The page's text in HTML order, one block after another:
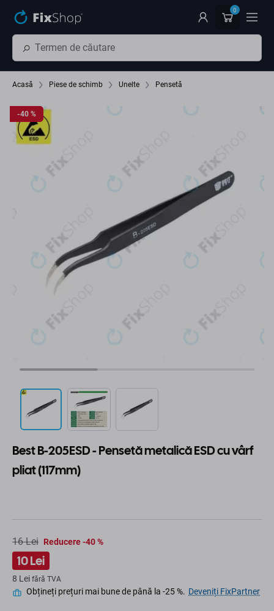
0
Acasă Piese de schimb Unelte Pensetă
-40 %
-40 %
Best B-205ESD - Pensetă metalică ESD cu vârf
pliat (117mm)
16 Lei Reducere -40 %
10 Lei
8 Lei fără TVA
Obțineți prețuri mai bune de până la -25 %. Deveniți FixPartner